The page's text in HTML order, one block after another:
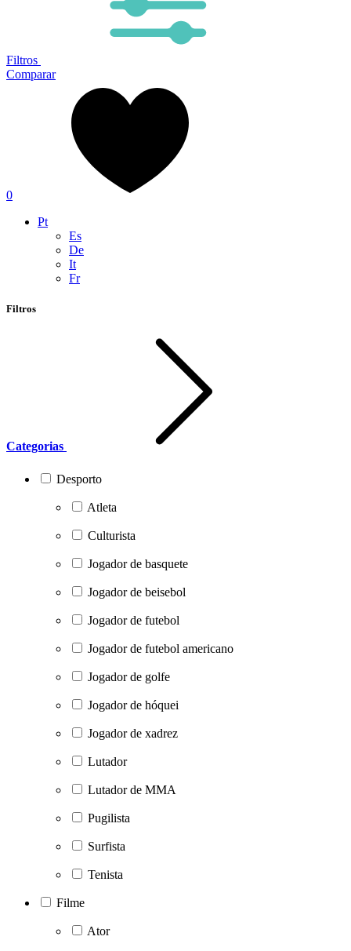
Filtros
Comparar
0
Pt
Es
De
It
Fr
Filtros
Categorias
Desporto
Atleta
Culturista
Jogador de basquete
Jogador de beisebol
Jogador de futebol
Jogador de futebol americano
Jogador de golfe
Jogador de hóquei
Jogador de xadrez
Lutador
Lutador de MMA
Pugilista
Surfista
Tenista
Filme
Ator